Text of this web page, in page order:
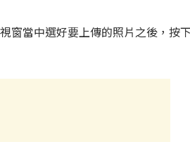
窗當中選好要上傳的照片之後，按